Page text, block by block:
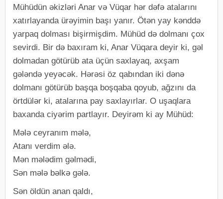
Mühüdün əkizləri Anar və Vüqar hər dəfə atalarını
xatırlayanda ürəyimin başı yanır. Ötən yay kənddə
yarpaq dolması bişirmişdim. Mühüd də dolmanı çox
sevirdi. Bir də baxıram ki, Anar Vüqara deyir ki, gəl
dolmadan götürüb ata üçün saxlayaq, axşam
gələndə yeyəcək. Hərəsi öz qabından iki dənə
dolmanı götürüb başqa boşqaba qoyub, ağzını da
örtdülər ki, atalarına pay saxlayırlar. O uşaqlara
baxanda ciyərim partlayır. Deyirəm ki ay Mühüd:
Mələ ceyranım mələ,
Atanı verdim ələ.
Mən mələdim gəlmədi,
Sən mələ bəlkə gələ.
Sən öldün anan qaldı,